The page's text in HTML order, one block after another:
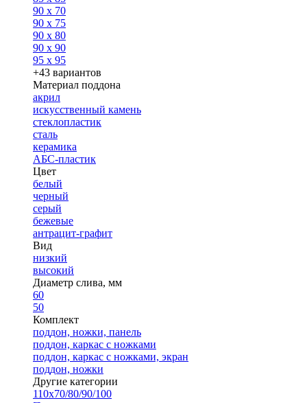
90 x 70
90 x 75
90 x 80
90 x 90
95 x 95
+43 вариантов
Материал поддона
акрил
искусственный камень
стеклопластик
сталь
керамика
АБС-пластик
Цвет
белый
черный
серый
бежевые
антрацит-графит
Вид
низкий
высокий
Диаметр слива, мм
60
50
Комплект
поддон, ножки, панель
поддон, каркас с ножками
поддон, каркас с ножками, экран
поддон, ножки
Другие категории
110х70/80/90/100